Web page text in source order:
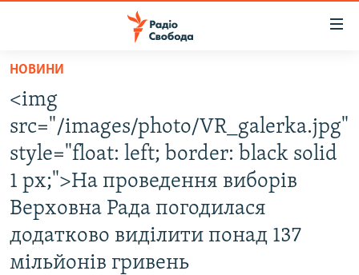
Перейти
основного
матеріалу
Перейти
до
основної
навігації
Перейти
до
пошуку
ВСЕ ЗА ДОБУ
СТАТТІ
ПОЛІТИКА
СУСПІЛЬСТВО
КУЛЬТУРА
ВІЙНА
РОСІЙСЬКА «ФІЛЬТРАЦІЯ»
ДОНБАС.РЕАЛІЇ
КРИМ.РЕАЛІЇ
НОВИНИ
<img
src="/images/photo/VR_galerka.jpg"
style="float: left; border: black solid
1 px;">На проведення виборів
Верховна Рада погодилася
додатково виділити понад 137
мільйонів гривень